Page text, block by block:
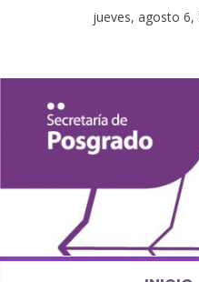
jueves, agosto 6,